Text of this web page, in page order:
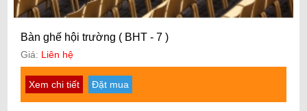
Bàn ghế hội trường ( BHT - 7 )
Giá: Liên hệ
Xem chi tiết Đặt mua